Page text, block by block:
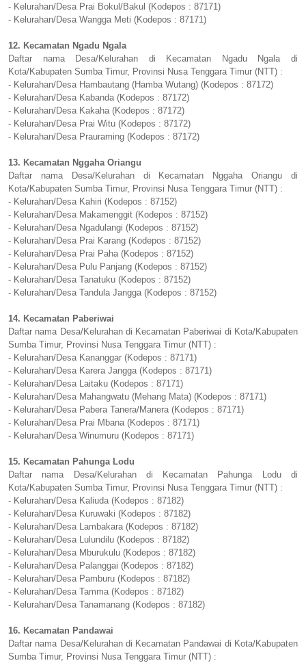
- Kelurahan/Desa Prai Bokul/Bakul (Kodepos : 87171)
- Kelurahan/Desa Wangga Meti (Kodepos : 87171)
12. Kecamatan Ngadu Ngala
Daftar nama Desa/Kelurahan di Kecamatan Ngadu Ngala di
Kota/Kabupaten Sumba Timur, Provinsi Nusa Tenggara Timur (NTT) :
- Kelurahan/Desa Hambautang (Hamba Wutang) (Kodepos : 87172)
- Kelurahan/Desa Kabanda (Kodepos : 87172)
- Kelurahan/Desa Kakaha (Kodepos : 87172)
- Kelurahan/Desa Prai Witu (Kodepos : 87172)
- Kelurahan/Desa Prauraming (Kodepos : 87172)
13. Kecamatan Nggaha Oriangu
Daftar nama Desa/Kelurahan di Kecamatan Nggaha Oriangu di
Kota/Kabupaten Sumba Timur, Provinsi Nusa Tenggara Timur (NTT) :
- Kelurahan/Desa Kahiri (Kodepos : 87152)
- Kelurahan/Desa Makamenggit (Kodepos : 87152)
- Kelurahan/Desa Ngadulangi (Kodepos : 87152)
- Kelurahan/Desa Prai Karang (Kodepos : 87152)
- Kelurahan/Desa Prai Paha (Kodepos : 87152)
- Kelurahan/Desa Pulu Panjang (Kodepos : 87152)
- Kelurahan/Desa Tanatuku (Kodepos : 87152)
- Kelurahan/Desa Tandula Jangga (Kodepos : 87152)
14. Kecamatan Paberiwai
Daftar nama Desa/Kelurahan di Kecamatan Paberiwai di Kota/Kabupaten
Sumba Timur, Provinsi Nusa Tenggara Timur (NTT) :
- Kelurahan/Desa Kananggar (Kodepos : 87171)
- Kelurahan/Desa Karera Jangga (Kodepos : 87171)
- Kelurahan/Desa Laitaku (Kodepos : 87171)
- Kelurahan/Desa Mahangwatu (Mehang Mata) (Kodepos : 87171)
- Kelurahan/Desa Pabera Tanera/Manera (Kodepos : 87171)
- Kelurahan/Desa Prai Mbana (Kodepos : 87171)
- Kelurahan/Desa Winumuru (Kodepos : 87171)
15. Kecamatan Pahunga Lodu
Daftar nama Desa/Kelurahan di Kecamatan Pahunga Lodu di
Kota/Kabupaten Sumba Timur, Provinsi Nusa Tenggara Timur (NTT) :
- Kelurahan/Desa Kaliuda (Kodepos : 87182)
- Kelurahan/Desa Kuruwaki (Kodepos : 87182)
- Kelurahan/Desa Lambakara (Kodepos : 87182)
- Kelurahan/Desa Lulundilu (Kodepos : 87182)
- Kelurahan/Desa Mburukulu (Kodepos : 87182)
- Kelurahan/Desa Palanggai (Kodepos : 87182)
- Kelurahan/Desa Pamburu (Kodepos : 87182)
- Kelurahan/Desa Tamma (Kodepos : 87182)
- Kelurahan/Desa Tanamanang (Kodepos : 87182)
16. Kecamatan Pandawai
Daftar nama Desa/Kelurahan di Kecamatan Pandawai di Kota/Kabupaten
Sumba Timur, Provinsi Nusa Tenggara Timur (NTT) :